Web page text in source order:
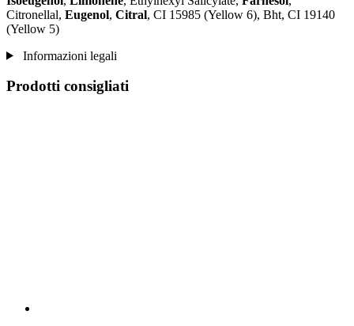
Citronellal, Eugenol, Citral, CI 15985 (Yellow 6), Bht, CI 19140
(Yellow 5)
Informazioni legali
Prodotti consigliati